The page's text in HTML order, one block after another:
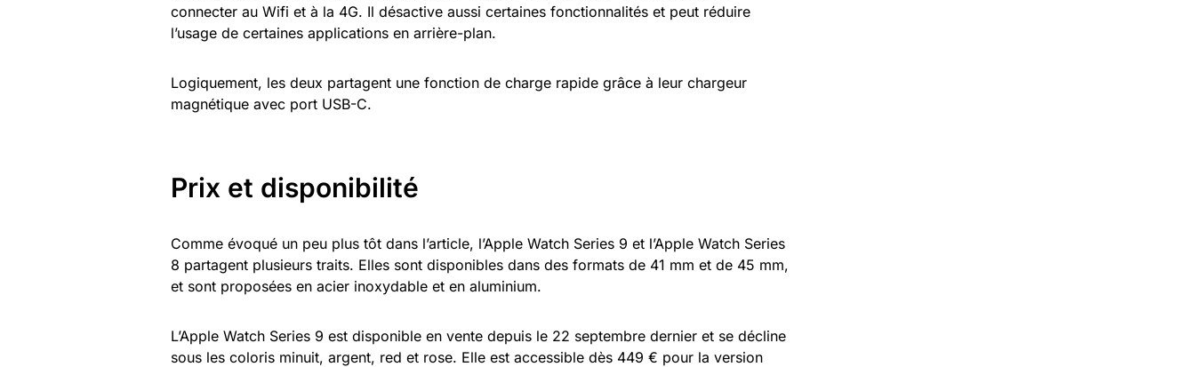
connecter au Wifi et à la 4G. Il désactive aussi certaines fonctionnalités et peut réduire
l’usage de certaines applications en arrière-plan.
Logiquement, les deux partagent une fonction de charge rapide grâce à leur chargeur
magnétique avec port USB-C.
Prix et disponibilité
Comme évoqué un peu plus tôt dans l’article, l’Apple Watch Series 9 et l’Apple Watch Series
8 partagent plusieurs traits. Elles sont disponibles dans des formats de 41 mm et de 45 mm,
et sont proposées en acier inoxydable et en aluminium.
L’Apple Watch Series 9 est disponible en vente depuis le 22 septembre dernier et se décline
sous les coloris minuit, argent, red et rose. Elle est accessible dès 449 € pour la version